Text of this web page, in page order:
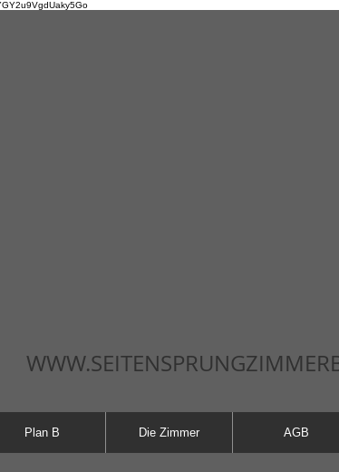
Plan B Die Zimmer AGB